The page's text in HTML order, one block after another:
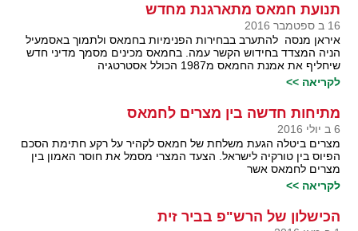
תנועת חמאס מתארגנת מחדש
16 ב ספטמבר 2016
איראן מנסה להתערב בבחירות הפנימיות בחמאס ולתמוך באסמעיל
הניה המצדד בחידוש הקשר עמה. בחמאס מכינים מסמך מדיני חדש
שיחליף את אמנת החמאס מ1987 הכולל אסטרטגיה
לקריאה >>
מתיחות חדשה בין מצרים לחמאס
6 ב יולי 2016
מצרים ביטלה הגעת משלחת של חמאס לקהיר על רקע חתימת הסכם
הפיוס בין טורקיה לישראל. הצעד המצרי מסמל את חוסר האמון בין
מצרים לחמאס אשר
לקריאה >>
הכישלון של הרש"פ בביר זית